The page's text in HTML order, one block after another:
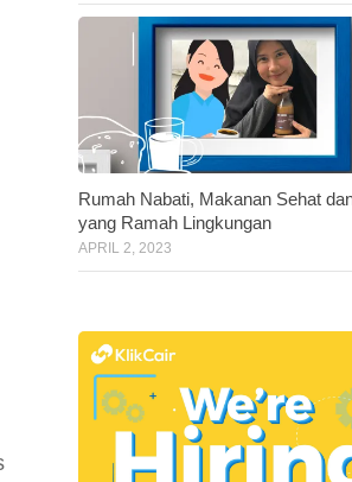
Rumah Nabati, Makanan Sehat
yang Ramah Lingkungan
APRIL 2, 2023